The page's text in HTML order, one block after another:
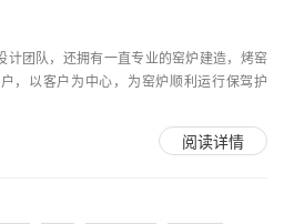
计团队，还拥有一直专业的窑炉建造，烤窑
，以客户为中心，为窑炉顺利运行保驾护
阅读详情